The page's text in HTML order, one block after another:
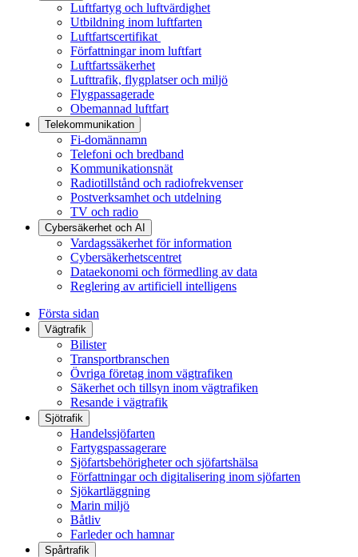
Luftfartyg och luftvärdighet
Utbildning inom luftfarten
Luftfartscertifikat
Författningar inom luftfart
Luftfartssäkerhet
Lufttrafik, flygplatser och miljö
Flygpassagerade
Obemannad luftfart
Telekommunikation
Fi-domännamn
Telefoni och bredband
Kommunikationsnät
Radiotillstånd och radiofrekvenser
Postverksamhet och utdelning
TV och radio
Cybersäkerhet och AI
Vardagssäkerhet för information
Cybersäkerhetscentret
Dataekonomi och förmedling av data
Reglering av artificiell intelligens
Första sidan
Vägtrafik
Bilister
Transportbranschen
Övriga företag inom vägtrafiken
Säkerhet och tillsyn inom vägtrafiken
Resande i vägtrafik
Sjötrafik
Handelssjöfarten
Fartygspassagerare
Sjöfartsbehörigheter och sjöfartshälsa
Författningar och digitalisering inom sjöfarten
Sjökartläggning
Marin miljö
Båtliv
Farleder och hamnar
Spårtrafik